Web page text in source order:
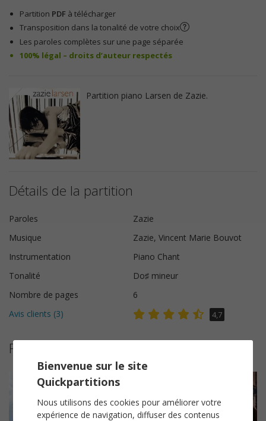
Partition PDF à télécharger
Transposition dans la tonalité de votre choix
Les paroles complètes sur une page séparée
100% légal – droits d’auteur respectés
Partition piano Larsen de Zazie.
Détails de la partition
Paroles
Zazie
Musique
Zazie, Vincent Marie Bouvot
Instrumentation
Piano Chant
Tonalité
Do♯ mineur
Nombre de pages
6
Avis clients (3) 4,7
Plus de partitions de Zazie
Bienvenue sur le site
Quickpartitions
Nous utilisons des cookies pour améliorer votre
expérience de navigation, diffuser des contenus